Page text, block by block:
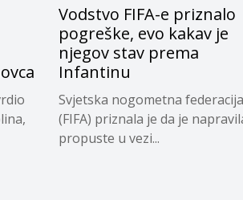
Vodstvo FIFA-e priznalo
pogreške, evo kakav je
njegov stav prema
Infantinu
Svjetska nogometna federacija
(FIFA) priznala je da je
propuste u vezi...